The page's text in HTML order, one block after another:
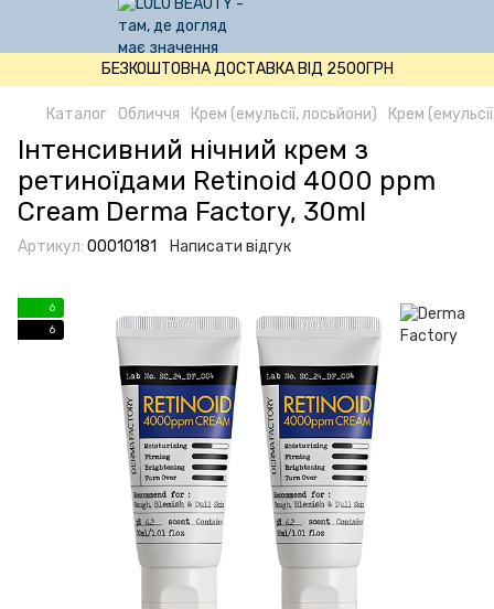
БЕЗКОШТОВНА ДОСТАВКА ВІД 2500ГРН
Каталог Обличчя Крем (емульсії, лосьйони) Крем
Інтенсивний нічний крем з
ретиноїдами Retinoid 4000 ppm
Cream Derma Factory, 30ml
Артикул: 00010181 Написати відгук
6
6